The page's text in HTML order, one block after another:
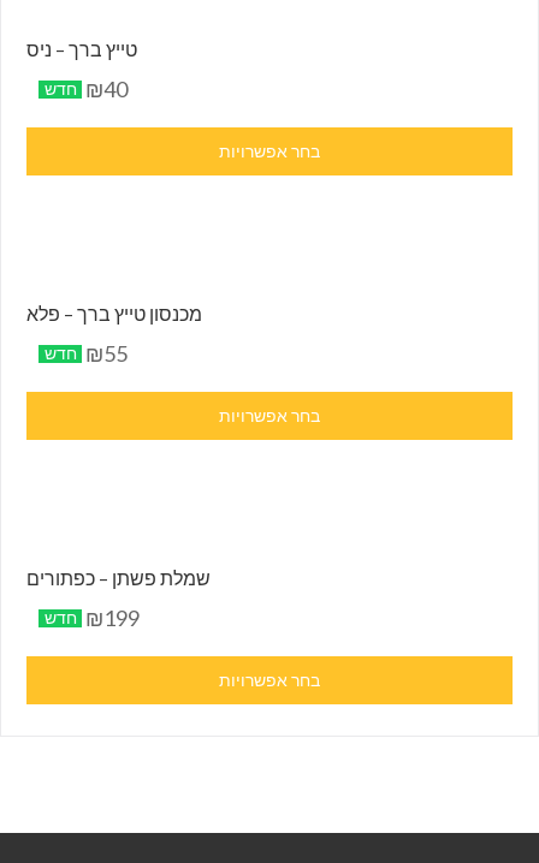
טייץ ברך – ניס
₪40 חדש
בחר אפשרויות
מכנסון טייץ ברך – פלא
₪55 חדש
בחר אפשרויות
שמלת פשתן – כפתורים
₪199 חדש
בחר אפשרויות